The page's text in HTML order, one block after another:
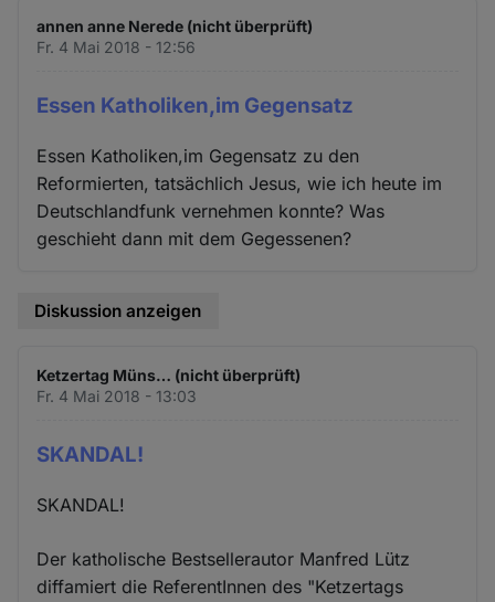
annen anne Nerede (nicht überprüft)
Fr. 4 Mai 2018 - 12:56
Essen Katholiken,im Gegensatz
Essen Katholiken,im Gegensatz zu den
Reformierten, tatsächlich Jesus, wie ich heute im
Deutschlandfunk vernehmen konnte? Was
geschieht dann mit dem Gegessenen?
Diskussion anzeigen
Ketzertag Müns… (nicht überprüft)
Fr. 4 Mai 2018 - 13:03
SKANDAL!
SKANDAL!
Der katholische Bestsellerautor Manfred Lütz
diffamiert die ReferentInnen des "Ketzertags
und
Cookies